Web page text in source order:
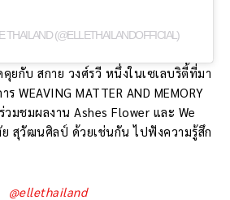
(@ELLETHAILANDOFFICIAL)
ยกับ สกาย วงศ์รวี หนึ่งในเซเลบริตี้ที่มา
WEAVING MATTER AND MEMORY
วมชมผลงาน Ashes Flower และ We
สุวัฒนศิลป์ ด้วยเช่นกัน ไปฟังความรู้สึก
@ellethailand